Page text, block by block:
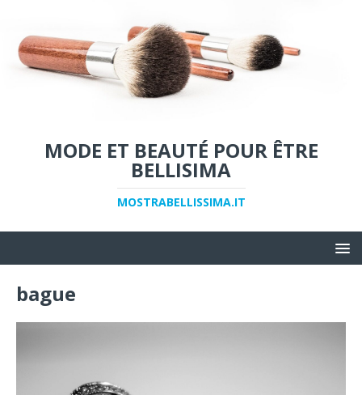
MODE ET BEAUTÉ POUR ÊTRE
BELLISIMA
MOSTRABELLISSIMA.IT
bague